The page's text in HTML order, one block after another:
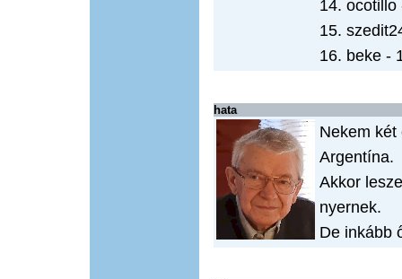
14. ocotillo
15.
16. beke -
hata
Nekem két
Argentína.
Akkor
nyernek.
De inkább